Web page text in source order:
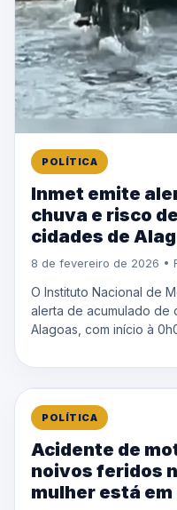
POLÍTICA
Inmet emite
chuva e risco
cidades de
8 de fevereiro de 2026 •
O Instituto Nacional de
alerta de acumulado de
Alagoas, com início à
POLÍTICA
Acidente de
noivos feridos
mulher está